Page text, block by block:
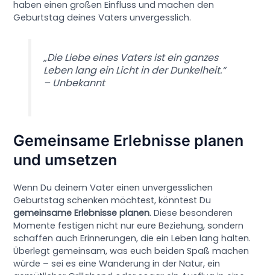
haben einen großen Einfluss und machen den
Geburtstag deines Vaters unvergesslich.
„Die Liebe eines Vaters ist ein ganzes
Leben lang ein Licht in der Dunkelheit.“
– Unbekannt
Gemeinsame Erlebnisse planen
und umsetzen
Wenn Du deinem Vater einen unvergesslichen
Geburtstag schenken möchtest, könntest Du
gemeinsame Erlebnisse planen. Diese besonderen
Momente festigen nicht nur eure Beziehung, sondern
schaffen auch Erinnerungen, die ein Leben lang halten.
Überlegt gemeinsam, was euch beiden Spaß machen
würde – sei es eine Wanderung in der Natur, ein